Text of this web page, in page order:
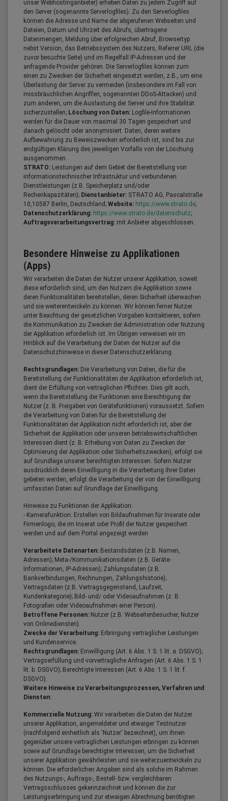
unser Webhostinganbieter) erheben Daten zu jedem Zugriff auf
den Server (sogenannte Serverlogfiles). Zu den Serverlogfiles
können die Adresse und Name der abgerufenen Webseiten und
Dateien, Datum und Uhrzeit des Abrufs, übertragene
Datenmengen, Meldung über erfolgreichen Abruf, Browsertyp
nebst Version, das Betriebssystem des Nutzers, Referrer URL (die
zuvor besuchte Seite) und im Regelfall IP-Adressen und der
anfragende Provider gehören. Die Serverlogfiles können zum
einen zu Zwecken der Sicherheit eingesetzt werden, z.B., um eine
Überlastung der Server zu vermeiden (insbesondere im Fall von
missbräuchlichen Angriffen, sogenannten DDoS-Attacken) und
zum anderen, um die Auslastung der Server und ihre Stabilität
sicherzustellen; Löschung von Daten: Logfile-Informationen
werden für die Dauer von maximal 30 Tagen gespeichert und
danach gelöscht oder anonymisiert. Daten, deren weitere
Aufbewahrung zu Beweiszwecken erforderlich ist, sind bis zur
endgültigen Klärung des jeweiligen Vorfalls von der Löschung
ausgenommen.
STRATO: Leistungen auf dem Gebiet der Bereitstellung von
informationstechnischer Infrastruktur und verbundenen
Dienstleistungen (z.B. Speicherplatz und/oder
Rechenkapazitäten); Dienstanbieter: STRATO AG, Pascalstraße
10,10587 Berlin, Deutschland; Website: https://www.strato.de;
Datenschutzerklärung: https://www.strato.de/datenschutz;
Auftragsverarbeitungsvertrag: mit Anbieter abgeschlossen.
Besondere Hinweise zu Applikationen
(Apps)
Wir verarbeiten die Daten der Nutzer unserer Applikation, soweit
diese erforderlich sind, um den Nutzern die Applikation sowie
deren Funktionalitäten bereitstellen, deren Sicherheit überwachen
und sie weiterentwickeln zu können. Wir können ferner Nutzer
unter Beachtung der gesetzlichen Vorgaben kontaktieren, sofern
die Kommunikation zu Zwecken der Administration oder Nutzung
der Applikation erforderlich ist. Im Übrigen verweisen wir im
Hinblick auf die Verarbeitung der Daten der Nutzer auf die
Datenschutzhinweise in dieser Datenschutzerklärung.
Rechtsgrundlagen: Die Verarbeitung von Daten, die für die
Bereitstellung der Funktionalitäten der Applikation erforderlich ist,
dient der Erfüllung von vertraglichen Pflichten. Dies gilt auch,
wenn die Bereitstellung der Funktionen eine Berechtigung der
Nutzer (z. B. Freigaben von Gerätefunktionen) voraussetzt. Sofern
die Verarbeitung von Daten für die Bereitstellung der
Funktionalitäten der Applikation nicht erforderlich ist, aber der
Sicherheit der Applikation oder unseren betriebswirtschaftlichen
Interessen dient (z. B. Erhebung von Daten zu Zwecken der
Optimierung der Applikation oder Sicherheitszwecken), erfolgt sie
auf Grundlage unserer berechtigten Interessen. Sofern Nutzer
ausdrücklich deren Einwilligung in die Verarbeitung ihrer Daten
gebeten werden, erfolgt die Verarbeitung der von der Einwilligung
umfassten Daten auf Grundlage der Einwilligung.
Hinweise zu Funktionen der Applikation:
- Kamerafunktion: Erstellen von Bildaufnahmen für Inserate oder
Firmenlogo, die im Inserat oder Profil der Nutzer gespeichert
werden und auf dem Portal angezeigt werden
Verarbeitete Datenarten: Bestandsdaten (z.B. Namen,
Adressen); Meta-/Kommunikationsdaten (z.B. Geräte-
Informationen, IP-Adressen); Zahlungsdaten (z.B.
Bankverbindungen, Rechnungen, Zahlungshistorie);
Vertragsdaten (z.B. Vertragsgegenstand, Laufzeit,
Kundenkategorie); Bild- und/ oder Videoaufnahmen (z. B.
Fotografien oder Videoaufnahmen einer Person).
Betroffene Personen: Nutzer (z.B. Webseitenbesucher, Nutzer
von Onlinediensten).
Zwecke der Verarbeitung: Erbringung vertraglicher Leistungen
und Kundenservice.
Rechtsgrundlagen: Einwilligung (Art. 6 Abs. 1 S. 1 lit. a. DSGVO);
Vertragserfüllung und vorvertragliche Anfragen (Art. 6 Abs. 1 S. 1
lit. b. DSGVO); Berechtigte Interessen (Art. 6 Abs. 1 S. 1 lit. f.
DSGVO).
Weitere Hinweise zu Verarbeitungsprozessen, Verfahren und
Diensten:
Kommerzielle Nutzung: Wir verarbeiten die Daten der Nutzer
unserer Applikation, angemeldeter und etwaiger Testnutzer
(nachfolgend einheitlich als 'Nutzer' bezeichnet), um ihnen
gegenüber unsere vertraglichen Leistungen erbringen zu können
sowie auf Grundlage berechtigter Interessen, um die Sicherheit
unserer Applikation gewährleisten und sie weiterzuentwickeln zu
können. Die erforderlichen Angaben sind als solche im Rahmen
des Nutzungs-, Auftrags-, Bestell- bzw. vergleichbaren
Vertragsschlusses gekennzeichnet und können die zur
Leistungserbringung und zur etwaigen Abrechnung benötigten